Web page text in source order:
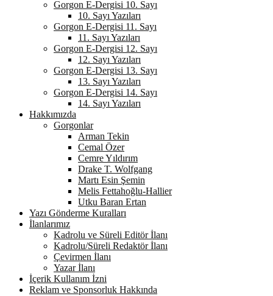
Gorgon E-Dergisi 10. Sayı
10. Sayı Yazıları
Gorgon E-Dergisi 11. Sayı
11. Sayı Yazıları
Gorgon E-Dergisi 12. Sayı
12. Sayı Yazıları
Gorgon E-Dergisi 13. Sayı
13. Sayı Yazıları
Gorgon E-Dergisi 14. Sayı
14. Sayı Yazıları
Hakkımızda
Gorgonlar
Arman Tekin
Cemal Özer
Cemre Yıldırım
Drake T. Wolfgang
Martı Esin Şemin
Melis Fettahoğlu-Hallier
Utku Baran Ertan
Yazı Gönderme Kuralları
İlanlarımız
Kadrolu ve Süreli Editör İlanı
Kadrolu/Süreli Redaktör İlanı
Çevirmen İlanı
Yazar İlanı
İçerik Kullanım İzni
Reklam ve Sponsorluk Hakkında